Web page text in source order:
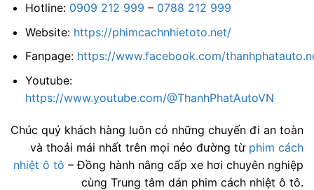
Hotline: 0909 212 999 – 0788 212 999
Website: https://phimcachnhietoto.net/
Fanpage: https://www.facebook.com/
Youtube:
https://www.youtube.com/@ThanhPhatAutoVN
Chúc quý khách hàng luôn có những chuyến đi an toàn
và thoải mái nhất trên mọi nẻo đường từ phim cách
nhiệt ô tô – Đồng hành nâng cấp xe hơi chuyên nghiệp
cùng Trung tâm dán phim cách nhiệt ô tô.